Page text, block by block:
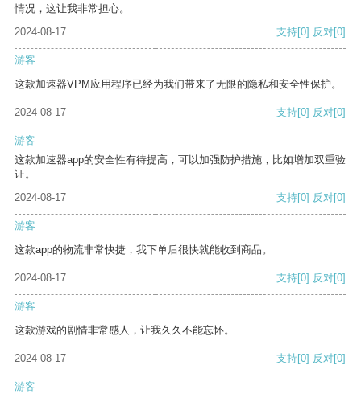
情况，这让我非常担心。
2024-08-17
支持[0] 反对[0]
游客
这款加速器VPM应用程序已经为我们带来了无限的隐私和安全性保护。
2024-08-17 支持[0] 反对[0]
游客
这款加速器app的安全性有待提高，可以加强防护措施，比如增加双重验
证。
2024-08-17
支持[0] 反对[0]
游客
这款app的物流非常快捷，我下单后很快就能收到商品。
2024-08-17 支持[0] 反对[0]
游客
这款游戏的剧情非常感人，让我久久不能忘怀。
2024-08-17 支持[0] 反对[0]
游客